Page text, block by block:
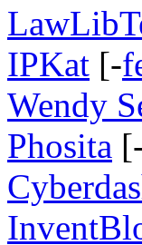
IPKat [-
Wendy
Phosita